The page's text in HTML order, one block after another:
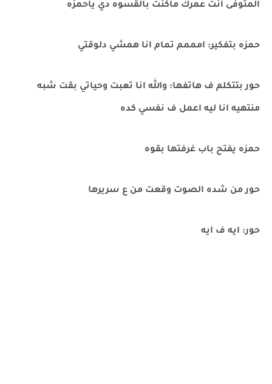
المتوفى انت عمرك ماكنت بالقسوه دي ياحمزه
حمزه بتفكير: امممم تمام انا همشي دلوقتي
حور بتتكلم ف هاتفها: والله انا تعبت وحياتي بقت شبه
منتهيه انا ليه اعمل ف نفسي كده
حمزه يفتح باب غرفتها بقوه
حور من شده الصوت وقعت من ع سريرها
حور: ايه ف ايه